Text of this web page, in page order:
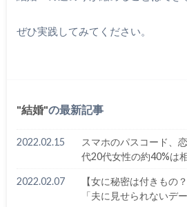
ぜひ実践してみてください。
結婚 の最新記事
2022.02.15
スマホのパスコード、
代20代女性の約40%は
2022.02.07
【女に秘密は付きもの
「夫に見せられないデ